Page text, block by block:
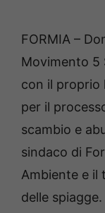
FORMIA –
Movimento 5
con il proprio
per il
scambio e
sindaco di
Ambiente e il
delle spiagge.